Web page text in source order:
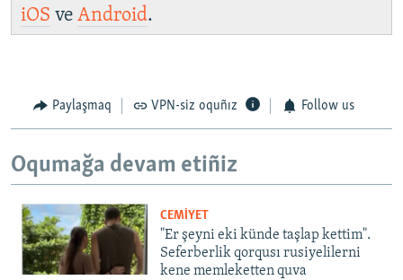
iOS ve Android.
Paylaşmaq VPN-siz oquñız Follow us
Oqumağa devam etiñiz
CEMİYET
"Er şeyni eki künde taşlap kettim".
Seferberlik qorqusı rusiyelilerni
kene memleketten quva